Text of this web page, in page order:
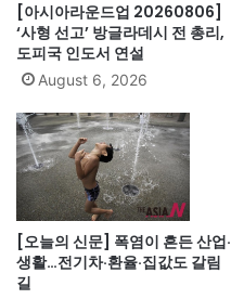
[아시아라운드업 20260806]
‘사형 선고’ 방글라데시 전 총리,
도피국 인도서 연설
August 6, 2026
[오늘의 신문] 폭염이 흔든 산업·
생활…전기차·환율·집값도 갈림
길